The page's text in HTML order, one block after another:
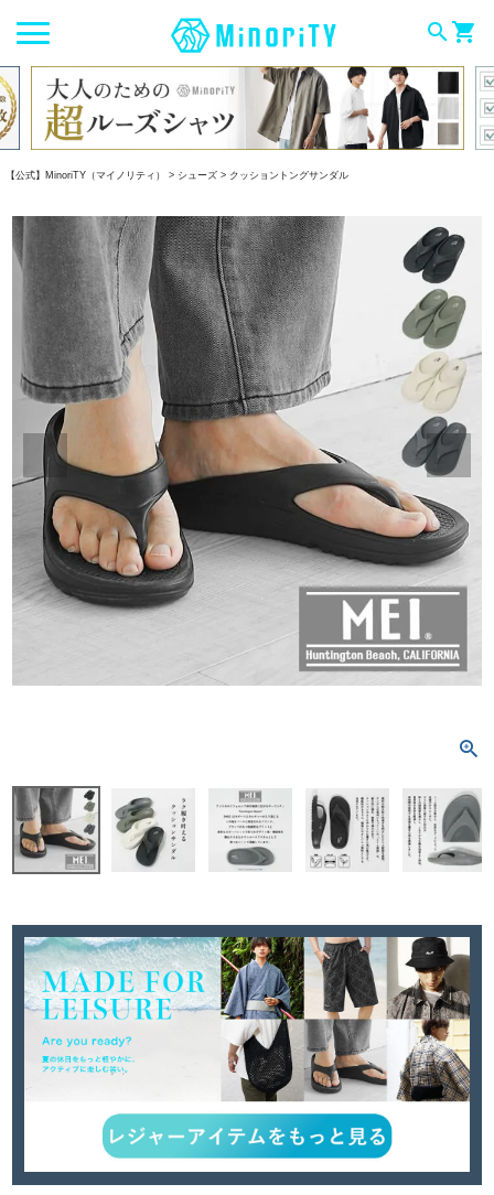
searchshopping_cart
【公式】MinoriTY（マイノリティ） シューズ クッショントングサンダル